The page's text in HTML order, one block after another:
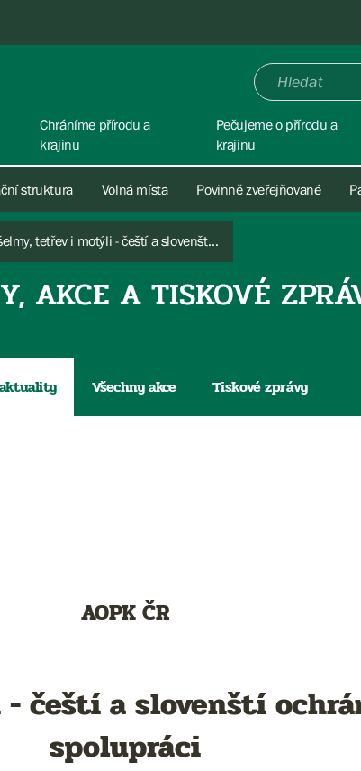
Chráníme přírodu a
krajinu
Pečujeme o přírodu a
krajinu
struktura Volná místa Povinně zveřejňované
Velké šelmy, tetřev i motýli - čeští a slovenští ochránci přírody jednali o spolupráci
AKCE A TISKOVÉ
Všechny akce Tiskové zprávy
AOPK ČR
čeští a slovenští
spolupráci